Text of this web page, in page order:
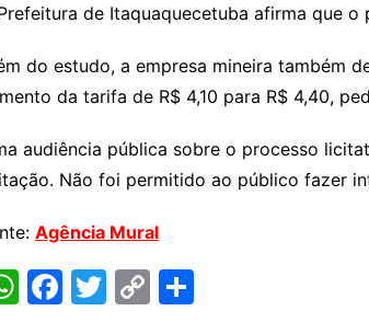
de Itaquaquecetuba afirma que
do estudo, a empresa mineira também
da tarifa de R$ 4,10 para R$ 4,40,
audiência pública sobre o processo
Não foi permitido ao público fazer
Agência Mural
W F
T
C